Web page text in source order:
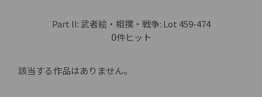
Part II: 武者絵・相撲・戦争: Lot 459-474
0件ヒット
該当する作品はありません。